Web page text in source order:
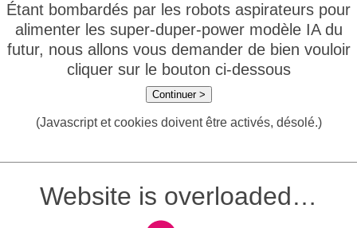
Étant bombardés par les robots aspirateurs pour
alimenter les super-duper-power modèle IA du
futur, nous allons vous demander de bien vouloir
cliquer sur le bouton ci-dessous
Continuer >
(Javascript et cookies doivent être activés, désolé.)
Website is overloaded…